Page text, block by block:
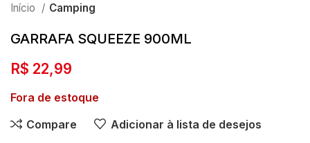
Início Camping
GARRAFA SQUEEZE 900ML
R$ 22,99
Fora de estoque
Compare
Adicionar à lista de desejos